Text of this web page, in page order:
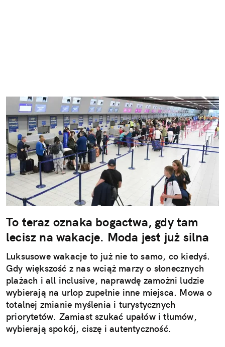
To teraz oznaka bogactwa, gdy tam
lecisz na wakacje. Moda jest już silna
Luksusowe wakacje to już nie to samo, co kiedyś.
Gdy większość z nas wciąż marzy o słonecznych
plażach i all inclusive, naprawdę zamożni ludzie
wybierają na urlop zupełnie inne miejsca. Mowa o
totalnej zmianie myślenia i turystycznych
priorytetów. Zamiast szukać upałów i tłumów,
wybierają spokój, ciszę i autentyczność.